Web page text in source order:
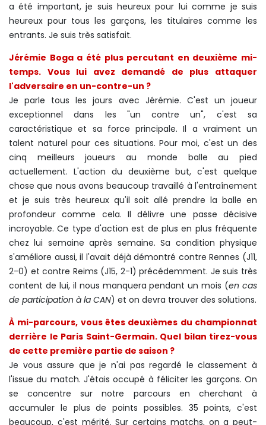
a été important, je suis heureux pour lui comme je suis
heureux pour tous les garçons, les titulaires comme les
entrants. Je suis très satisfait.
Jérémie Boga a été plus percutant en deuxième mi-
temps. Vous lui avez demandé de plus attaquer
l'adversaire en un-contre-un ?
Je parle tous les jours avec Jérémie. C'est un joueur
exceptionnel dans les "un contre un", c'est sa
caractéristique et sa force principale. Il a vraiment un
talent naturel pour ces situations. Pour moi, c'est un des
cinq meilleurs joueurs au monde balle au pied
actuellement. L'action du deuxième but, c'est quelque
chose que nous avons beaucoup travaillé à l'entraînement
et je suis très heureux qu'il soit allé prendre la balle en
profondeur comme cela. Il délivre une passe décisive
incroyable. Ce type d'action est de plus en plus fréquente
chez lui semaine après semaine. Sa condition physique
s'améliore aussi, il l'avait déjà démontré contre Rennes (J11,
2-0) et contre Reims (J15, 2-1) précédemment. Je suis très
content de lui, il nous manquera pendant un mois (en cas
de participation à la CAN) et on devra trouver des solutions.
À mi-parcours, vous êtes deuxièmes du championnat
derrière le Paris Saint-Germain. Quel bilan tirez-vous
de cette première partie de saison ?
Je vous assure que je n'ai pas regardé le classement à
l'issue du match. J'étais occupé à féliciter les garçons. On
se concentre sur notre parcours en cherchant à
accumuler le plus de points possibles. 35 points, c'est
beaucoup, c'est mérité. Sur certains matchs, on a peut-